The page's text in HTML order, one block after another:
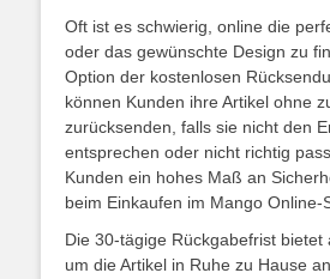
Oft ist es schwierig, online die
oder das gewünschte Design zu
Option der kostenlosen
können Kunden ihre Artikel ohne
zurücksenden, falls sie nicht den
entsprechen oder nicht richtig
Kunden ein hohes Maß an
beim Einkaufen im Mango Online-
Die 30-tägige Rückgabefrist bietet
um die Artikel in Ruhe zu Hause